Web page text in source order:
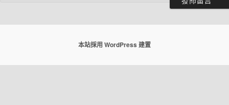
本站採用 WordPress 建置